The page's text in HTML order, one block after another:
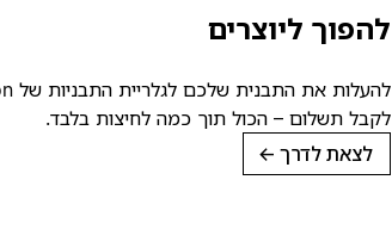
להפוך ליוצרים
לקבל תשלום – הכול תוך כמה לחיצות בלבד.
לצאת לדרך →